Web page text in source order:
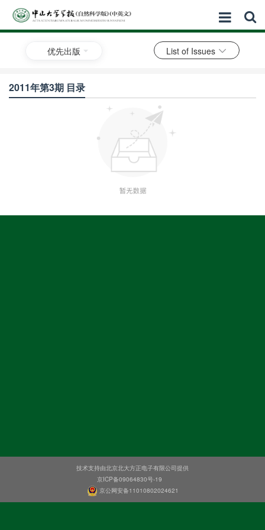
优先出版 List of Issues
2011年第3期 目录
技术支持由北京北大方正电子有限公司提供
京ICP备09064830号-19
京公网安备11010802024621